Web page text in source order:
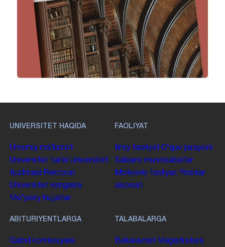
UNIVERSITET HAQIDA
Umumiy maʼlumot
Universitet tarixi Universitet
tuzilmasi Rektorat
Universitet kengashi
Me'yoriy hujjatlar
FAOLIYAT
Ilmiy faoliyat Oʻquv jarayoni
Xalqaro munosabatlar
Moliyaviy faoliyat Yoshlar
siyosati
ABITURIYENTLARGA
Qabul komissiyasi
TALABALARGA
Bakalavriat Magistratura